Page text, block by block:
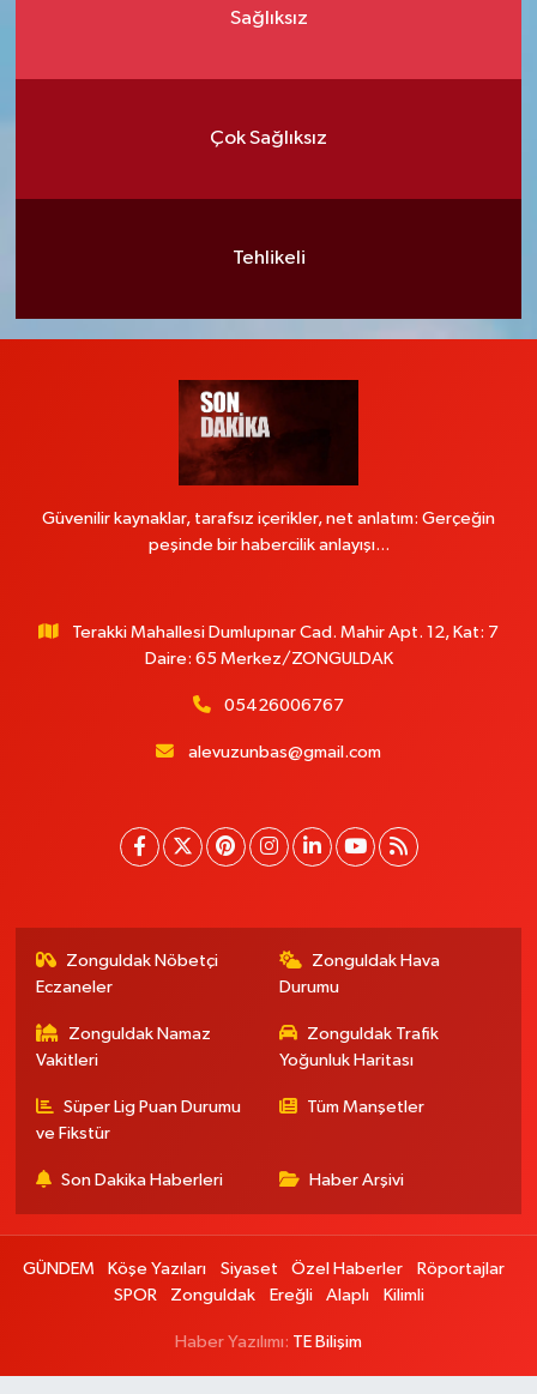
Sağlıksız
Çok Sağlıksız
Tehlikeli
Güvenilir kaynaklar, tarafsız içerikler, net anlatım: Gerçeğin
peşinde bir habercilik anlayışı...
Terakki Mahallesi Dumlupınar Cad. Mahir Apt. 12, Kat: 7
Daire: 65 Merkez/ZONGULDAK
05426006767
alevuzunbas@gmail.com
Zonguldak Nöbetçi
Eczaneler
Zonguldak Hava
Durumu
Zonguldak Namaz
Vakitleri
Zonguldak Trafik
Yoğunluk Haritası
Süper Lig Puan Durumu
ve Fikstür
Tüm Manşetler
Son Dakika Haberleri Haber Arşivi
GÜNDEM Köşe Yazıları Siyaset Özel Haberler
Röportajlar
SPOR
Zonguldak Ereğli Alaplı Kilimli
Haber Yazılımı: TE Bilişim